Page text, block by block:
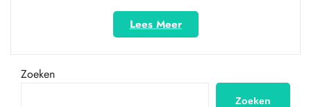
Lees Meer“HDMI
1:
De
in
Zoeken
Zoeken